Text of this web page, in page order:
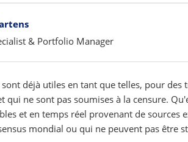
& Portfolio Manager
sont déjà utiles en tant que telles, pour
qui ne sont pas soumises à la censure.
et en temps réel provenant de sources
mondial ou qui ne peuvent pas être